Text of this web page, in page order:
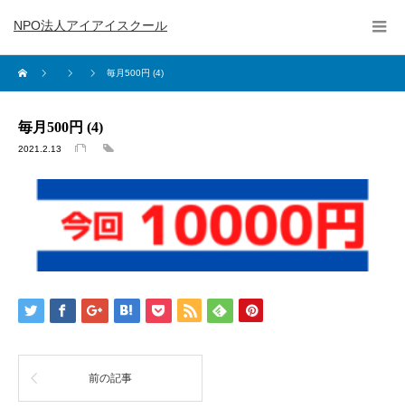
NPO法人アイアイスクール
毎月500円 (4)
毎月500円 (4)
2021.2.13
前の記事